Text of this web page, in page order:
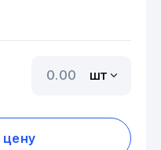
шт
цену